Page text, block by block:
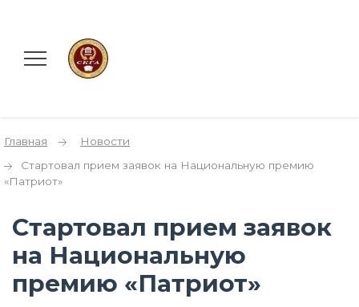
Главная
Новости
Стартовал прием заявок на Национальную премию
«Патриот»
Стартовал прием заявок
на Национальную
премию «Патриот»